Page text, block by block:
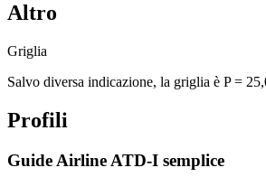
Altro
Griglia
Salvo diversa indicazione, la griglia è P =
Profili
Guide Airline ATD-I semplice